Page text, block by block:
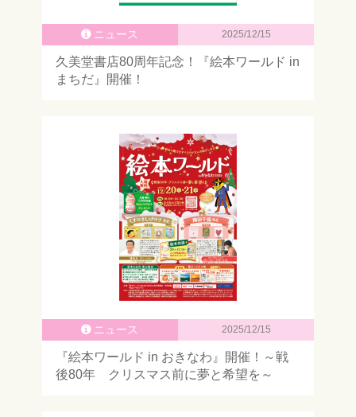
ニュース 2025/12/15
久美堂書店80周年記念！『絵本ワールド in
まちだ』開催！
ニュース 2025/12/15
『絵本ワールド in おきなわ』開催！～戦
後80年 クリスマス前に夢と希望を～